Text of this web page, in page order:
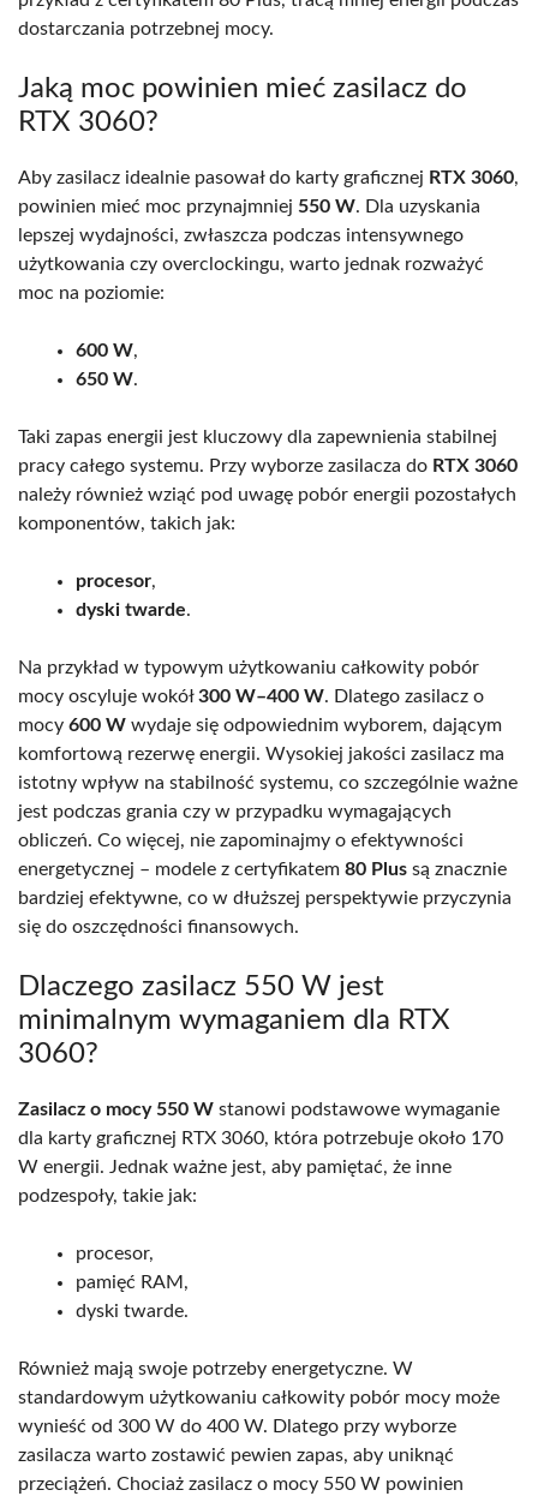
dostarczania potrzebnej mocy.
Jaką moc powinien mieć zasilacz do
RTX 3060?
Aby zasilacz idealnie pasował do karty graficznej RTX 3060,
powinien mieć moc przynajmniej 550 W. Dla uzyskania
lepszej wydajności, zwłaszcza podczas intensywnego
użytkowania czy overclockingu, warto jednak rozważyć
moc na poziomie:
600 W,
650 W.
Taki zapas energii jest kluczowy dla zapewnienia stabilnej
pracy całego systemu. Przy wyborze zasilacza do RTX 3060
należy również wziąć pod uwagę pobór energii pozostałych
komponentów, takich jak:
procesor,
dyski twarde.
Na przykład w typowym użytkowaniu całkowity pobór
mocy oscyluje wokół300 W–400 W. Dlatego zasilacz o
mocy 600 W wydaje się odpowiednim wyborem, dającym
komfortową rezerwę energii. Wysokiej jakości zasilacz ma
istotny wpływ na stabilność systemu, co szczególnie ważne
jest podczas grania czy w przypadku wymagających
obliczeń. Co więcej, nie zapominajmy o efektywności
energetycznej – modele z certyfikatem 80 Plus są znacznie
bardziej efektywne, co w dłuższej perspektywie przyczynia
się do oszczędności finansowych.
Dlaczego zasilacz 550 W jest
minimalnym wymaganiem dla RTX
3060?
Zasilacz o mocy 550 W stanowi podstawowe wymaganie
dla karty graficznej RTX 3060, która potrzebuje około 170
W energii. Jednak ważne jest, aby pamiętać, że inne
podzespoły, takie jak:
procesor,
pamięć RAM,
dyski twarde.
Również mają swoje potrzeby energetyczne. W
standardowym użytkowaniu całkowity pobór mocy może
wynieść od 300 W do 400 W. Dlatego przy wyborze
zasilacza warto zostawić pewien zapas, aby uniknąć
przeciążeń. Chociaż zasilacz o mocy 550 W powinien